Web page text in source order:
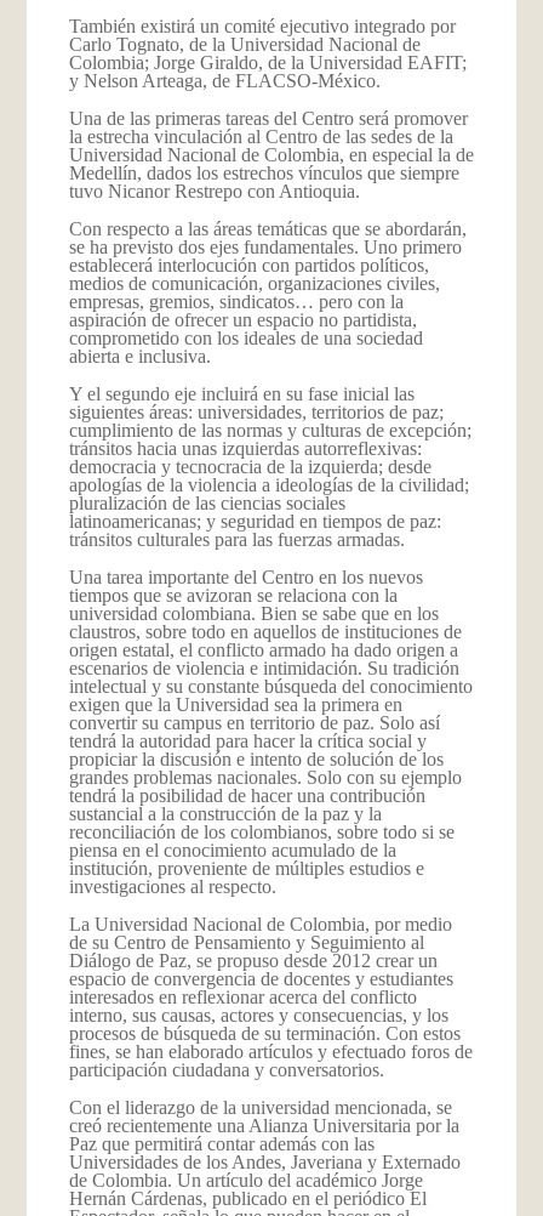
También existirá un comité ejecutivo integrado por
Carlo Tognato, de la Universidad Nacional de
Colombia; Jorge Giraldo, de la Universidad EAFIT;
y Nelson Arteaga, de FLACSO-México.
Una de las primeras tareas del Centro será promover
la estrecha vinculación al Centro de las sedes de la
Universidad Nacional de Colombia, en especial la de
Medellín, dados los estrechos vínculos que siempre
tuvo Nicanor Restrepo con Antioquia.
Con respecto a las áreas temáticas que se abordarán,
se ha previsto dos ejes fundamentales. Uno primero
establecerá interlocución con partidos políticos,
medios de comunicación, organizaciones civiles,
empresas, gremios, sindicatos… pero con la
aspiración de ofrecer un espacio no partidista,
comprometido con los ideales de una sociedad
abierta e inclusiva.
Y el segundo eje incluirá en su fase inicial las
siguientes áreas: universidades, territorios de paz;
cumplimiento de las normas y culturas de excepción;
tránsitos hacia unas izquierdas autorreflexivas:
democracia y tecnocracia de la izquierda; desde
apologías de la violencia a ideologías de la civilidad;
pluralización de las ciencias sociales
latinoamericanas; y seguridad en tiempos de paz:
tránsitos culturales para las fuerzas armadas.
Una tarea importante del Centro en los nuevos
tiempos que se avizoran se relaciona con la
universidad colombiana. Bien se sabe que en los
claustros, sobre todo en aquellos de instituciones de
origen estatal, el conflicto armado ha dado origen a
escenarios de violencia e intimidación. Su tradición
intelectual y su constante búsqueda del conocimiento
exigen que la Universidad sea la primera en
convertir su campus en territorio de paz. Solo así
tendrá la autoridad para hacer la crítica social y
propiciar la discusión e intento de solución de los
grandes problemas nacionales. Solo con su ejemplo
tendrá la posibilidad de hacer una contribución
sustancial a la construcción de la paz y la
reconciliación de los colombianos, sobre todo si se
piensa en el conocimiento acumulado de la
institución, proveniente de múltiples estudios e
investigaciones al respecto.
La Universidad Nacional de Colombia, por medio
de su Centro de Pensamiento y Seguimiento al
Diálogo de Paz, se propuso desde 2012 crear un
espacio de convergencia de docentes y estudiantes
interesados en reflexionar acerca del conflicto
interno, sus causas, actores y consecuencias, y los
procesos de búsqueda de su terminación. Con estos
fines, se han elaborado artículos y efectuado foros de
participación ciudadana y conversatorios.
Con el liderazgo de la universidad mencionada, se
creó recientemente una Alianza Universitaria por la
Paz que permitirá contar además con las
Universidades de los Andes, Javeriana y Externado
de Colombia. Un artículo del académico Jorge
Hernán Cárdenas, publicado en el periódico El